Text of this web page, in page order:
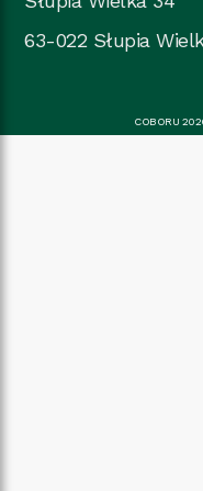
63-022 Słupia
COBORU